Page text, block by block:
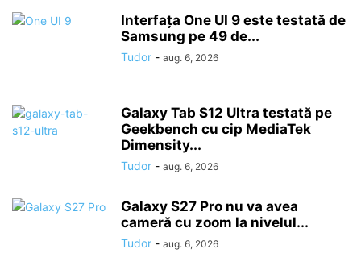
Interfața One UI 9 este testată de
Samsung pe 49 de...
Tudor - aug. 6, 2026
Galaxy Tab S12 Ultra testată pe
Geekbench cu cip MediaTek
Dimensity...
Tudor - aug. 6, 2026
Galaxy S27 Pro nu va avea
cameră cu zoom la nivelul...
Tudor - aug. 6, 2026